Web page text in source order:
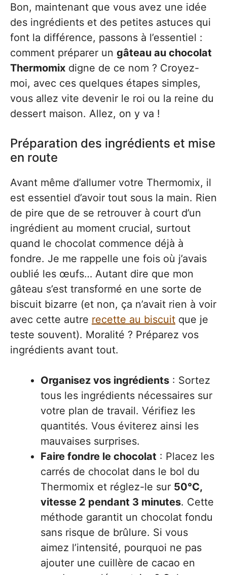
Bon, maintenant que vous avez une idée
des ingrédients et des petites astuces qui
font la différence, passons à l’essentiel :
comment préparer un gâteau au chocolat
Thermomix digne de ce nom ? Croyez-
moi, avec ces quelques étapes simples,
vous allez vite devenir le roi ou la reine du
dessert maison. Allez, on y va !
Préparation des ingrédients et mise
en route
Avant même d’allumer votre Thermomix, il
est essentiel d’avoir tout sous la main. Rien
de pire que de se retrouver à court d’un
ingrédient au moment crucial, surtout
quand le chocolat commence déjà à
fondre. Je me rappelle une fois où j’avais
oublié les œufs… Autant dire que mon
gâteau s’est transformé en une sorte de
biscuit bizarre (et non, ça n’avait rien à voir
avec cette autre recette au biscuit que je
teste souvent). Moralité ? Préparez vos
ingrédients avant tout.
Organisez vos ingrédients : Sortez
tous les ingrédients nécessaires sur
votre plan de travail. Vérifiez les
quantités. Vous éviterez ainsi les
mauvaises surprises.
Faire fondre le chocolat : Placez les
carrés de chocolat dans le bol du
Thermomix et réglez-le sur 50°C,
vitesse 2 pendant 3 minutes. Cette
méthode garantit un chocolat fondu
sans risque de brûlure. Si vous
aimez l’intensité, pourquoi ne pas
ajouter une cuillère de cacao en